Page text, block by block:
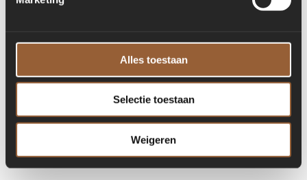
Alles toestaan
Selectie toestaan
Weigeren